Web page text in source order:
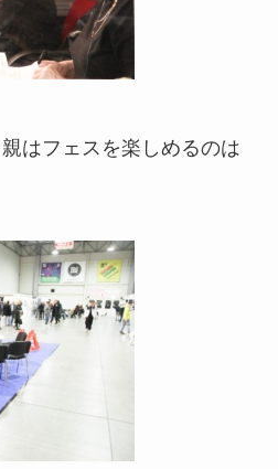
はフェスを楽しめるのは